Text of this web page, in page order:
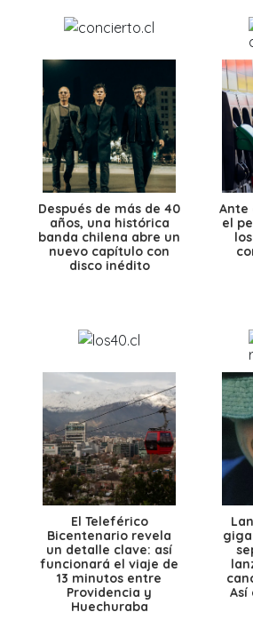
Después de más de 40
años, una histórica
banda chilena abre un
nuevo capítulo con
disco inédito
Ante
el
El Teleférico
Bicentenario revela
un detalle clave: así
funcionará el viaje de
13 minutos entre
Providencia y
Huechuraba
Así